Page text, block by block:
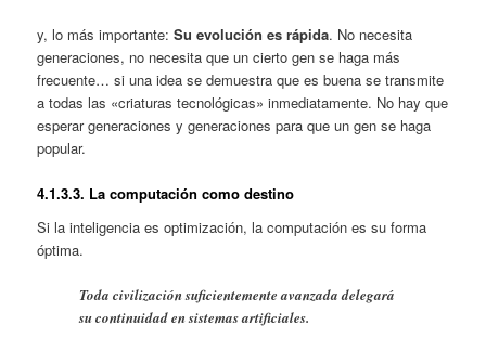
y, lo más importante:Su evolución es rápida. No necesita
generaciones, no necesita que un cierto gen se haga más
frecuente… si una idea se demuestra que es buena se transmite
a todas las «criaturas tecnológicas» inmediatamente. No hay que
esperar generaciones y generaciones para que un gen se haga
popular.
4.1.3.3. La computación como destino
Si la inteligencia es optimización, la computación es su forma
óptima.
Toda civilización suficientemente avanzada delegará
su continuidad en sistemas artificiales.